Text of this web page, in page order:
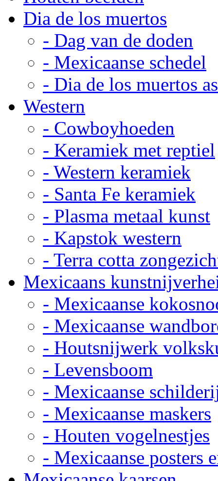
Dia de los muertos
- Dag van de doden
- Mexicaanse schedel
- Dia de los muertos
Western
- Cowboyhoeden
- Keramiek met reptiel
- Western keramiek
- Santa Fe keramiek
- Plasma metaal kunst
- Kapstok western
- Terra cotta
Mexicaans
- Mexicaanse
- Mexicaanse
- Houtsnijwerk
- Levensboom
- Mexicaanse
- Mexicaanse maskers
- Houten vogelnestjes
- Mexicaanse posters